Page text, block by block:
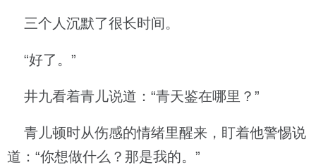
三个人沉默了很长时间。
“好了。”
井九看着青儿说道：“青天鉴在哪里？”
青儿顿时从伤感的情绪里醒来，盯着他警惕说
道：“你想做什么？那是我的。”